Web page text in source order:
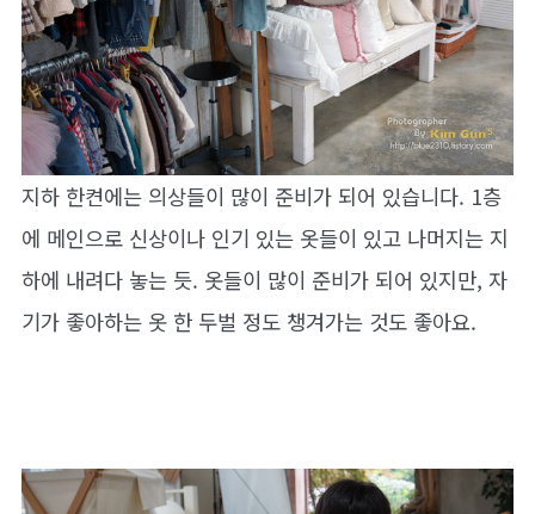
지하 한켠에는 의상들이 많이 준비가 되어 있습니다. 1층
에 메인으로 신상이나 인기 있는 옷들이 있고 나머지는 지
하에 내려다 놓는 듯. 옷들이 많이 준비가 되어 있지만, 자
기가 좋아하는 옷 한 두벌 정도 챙겨가는 것도 좋아요.